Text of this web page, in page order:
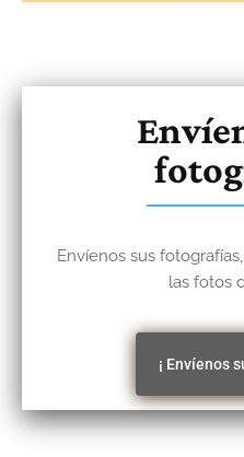
Envíenos sus
las fotos
¡ Envíenos